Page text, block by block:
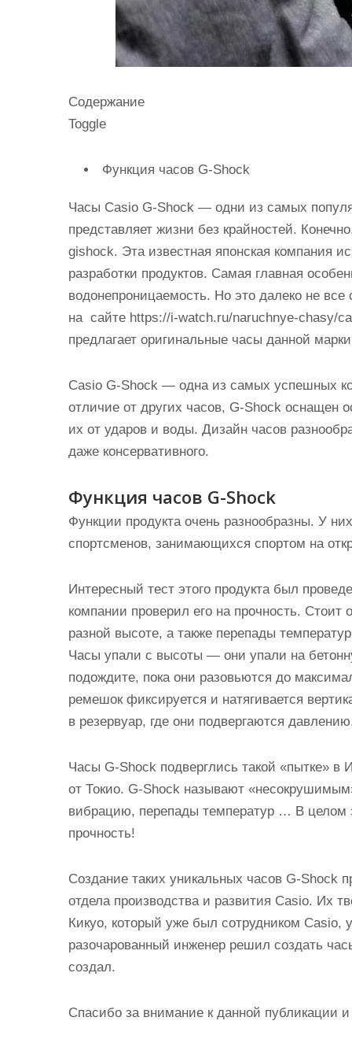
Содержание
Toggle
Функция часов G-Shock
Часы Casio G-Shock — одни из самых
представляет жизни без крайностей.
gishock. Эта известная японская компания
разработки продуктов. Самая главная
водонепроницаемость. Но это далеко не
на сайте https://i-watch.ru/naruchnye-chasy/
предлагает оригинальные часы данной
Casio G-Shock — одна из самых успешных
отличие от других часов, G-Shock оснащен
их от ударов и воды. Дизайн часов
даже консервативного.
Функция часов G-Shock
Функции продукта очень разнообразны. У
спортсменов, занимающихся спортом на
Интересный тест этого продукта был
компании проверил его на прочность.
разной высоте, а также перепады
Часы упали с высоты — они упали на
подождите, пока они разовьются до
ремешок фиксируется и натягивается
в резервуар, где они подвергаются
Часы G-Shock подверглись такой «пытке» в
от Токио. G-Shock называют
вибрацию, перепады температур … В
прочность!
Создание таких уникальных часов G-Shock
отдела производства и развития Casio. Их
Кикуо, который уже был сотрудником
разочарованный инженер решил создать
создал.
Спасибо за внимание к данной публикации